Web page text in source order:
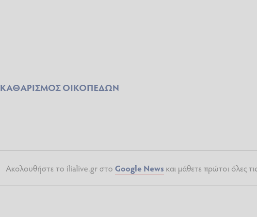
ΚΑΘΑΡΙΣΜΟΣ ΟΙΚΟΠΕΔΩΝ
Ακολουθήστε το ilialive.gr στο Google Newsκαι μάθετε πρώτοι όλες